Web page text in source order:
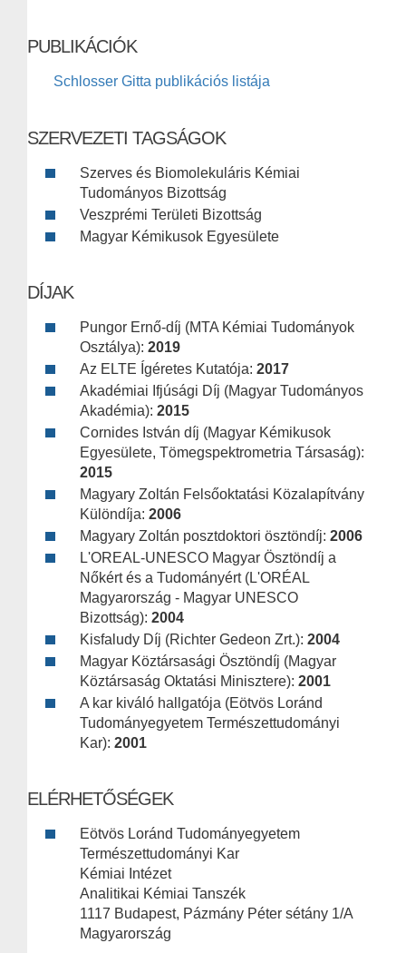
PUBLIKÁCIÓK
Schlosser Gitta publikációs listája
SZERVEZETI TAGSÁGOK
Szerves és Biomolekuláris Kémiai
Tudományos Bizottság
Veszprémi Területi Bizottság
Magyar Kémikusok Egyesülete
DÍJAK
Pungor Ernő-díj (MTA Kémiai Tudományok
Osztálya): 2019
Az ELTE Ígéretes Kutatója: 2017
Akadémiai Ifjúsági Díj (Magyar Tudományos
Akadémia): 2015
Cornides István díj (Magyar Kémikusok
Egyesülete, Tömegspektrometria Társaság):
2015
Magyary Zoltán Felsőoktatási Közalapítvány
Különdíja: 2006
Magyary Zoltán posztdoktori ösztöndíj: 2006
L'OREAL-UNESCO Magyar Ösztöndíj a
Nőkért és a Tudományért (L'ORÉAL
Magyarország - Magyar UNESCO
Bizottság): 2004
Kisfaludy Díj (Richter Gedeon Zrt.): 2004
Magyar Köztársasági Ösztöndíj (Magyar
Köztársaság Oktatási Minisztere): 2001
A kar kiváló hallgatója (Eötvös Loránd
Tudományegyetem Természettudományi
Kar): 2001
ELÉRHETŐSÉGEK
Eötvös Loránd Tudományegyetem
Természettudományi Kar
Kémiai Intézet
Analitikai Kémiai Tanszék
1117 Budapest, Pázmány Péter sétány 1/A
Magyarország